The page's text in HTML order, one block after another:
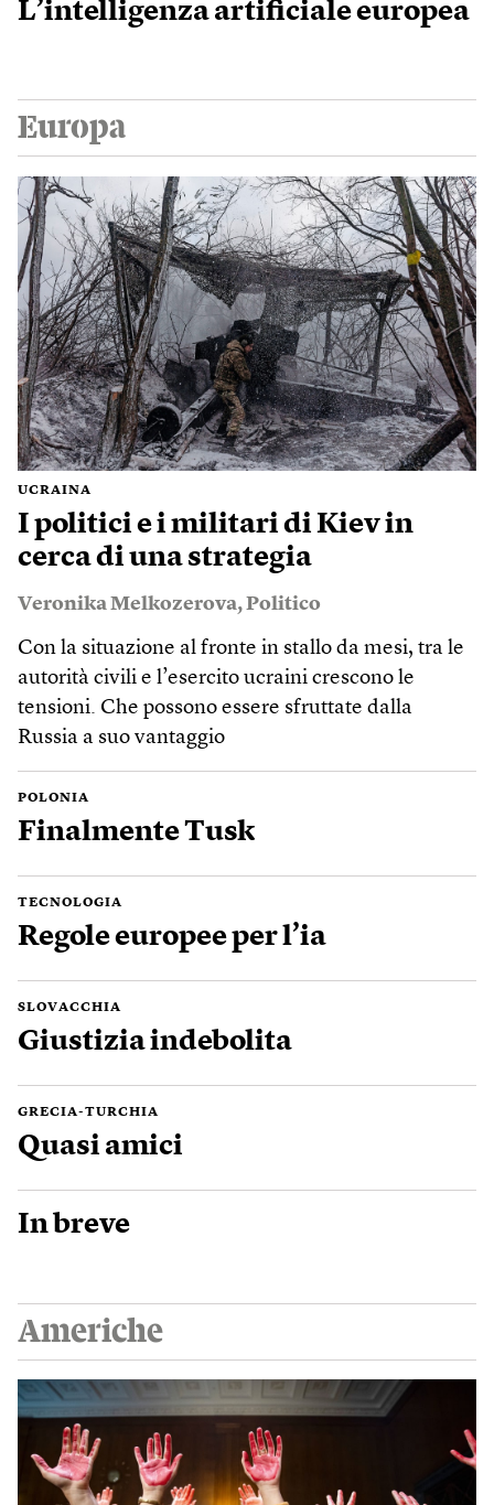
L’intelligenza artificiale europea
Europa
UCRAINA
I politici e i militari di Kiev in
cerca di una strategia
Veronika Melkozerova,Politico
Con la situazione al fronte in stallo da mesi, tra le
autorità civili e l’esercito ucraini crescono le
tensioni. Che possono essere sfruttate dalla
Russia a suo vantaggio
POLONIA
Finalmente Tusk
TECNOLOGIA
Regole europee per l’ia
SLOVACCHIA
Giustizia indebolita
GRECIA-TURCHIA
Quasi amici
In breve
Americhe